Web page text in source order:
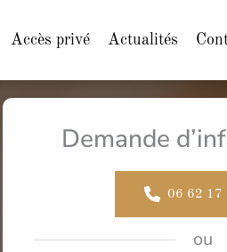
Accès privé Actualités
Demande
06 62 17
ou